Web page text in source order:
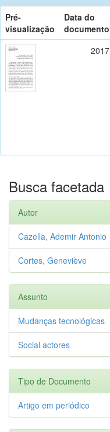
Pré-
visualização
Data do
documento
2017
Busca facetada
Autor
Cazella, Ademir Antonio
Cortes, Geneviève
Assunto
Mudanças tecnológicas
Social actores
Tipo de Documento
Artigo em periódico